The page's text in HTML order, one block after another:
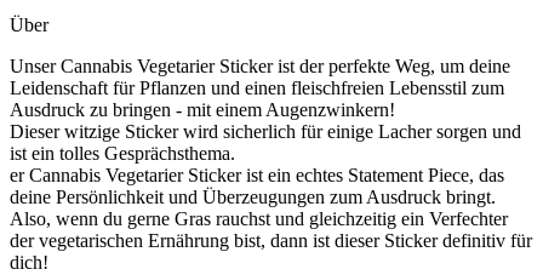
Über
Unser Cannabis Vegetarier Sticker ist der perfekte Weg, um deine
Leidenschaft für Pflanzen und einen fleischfreien Lebensstil zum
Ausdruck zu bringen - mit einem Augenzwinkern!
Dieser witzige Sticker wird sicherlich für einige Lacher sorgen und
ist ein tolles Gesprächsthema.
er Cannabis Vegetarier Sticker ist ein echtes Statement Piece, das
deine Persönlichkeit und Überzeugungen zum Ausdruck bringt.
Also, wenn du gerne Gras rauchst und gleichzeitig ein Verfechter
der vegetarischen Ernährung bist, dann ist dieser Sticker definitiv für
dich!